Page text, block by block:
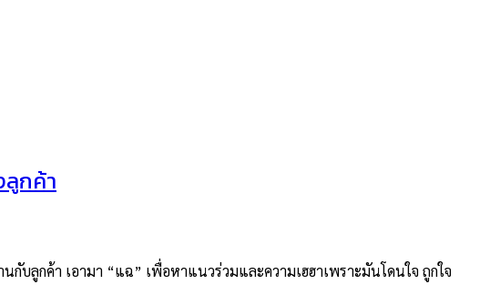
กค้า
บลูกค้า เอามา “แฉ” เพื่อหาแนวร่วมและความเฮฮาเพราะมันโดนใจ ถูกใจ